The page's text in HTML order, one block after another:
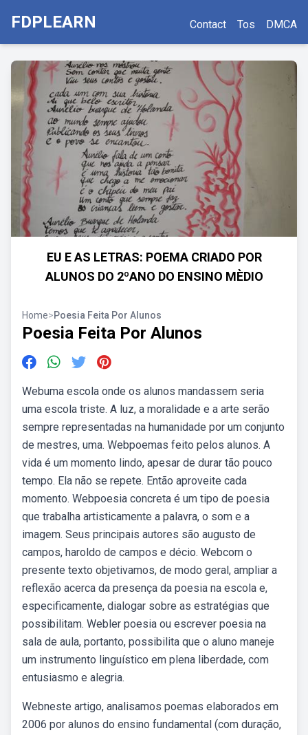
FDPLEARN Contact Tos DMCA
EU E AS LETRAS: POEMA CRIADO POR
ALUNOS DO 2ºANO DO ENSINO MÈDIO
Home>Poesia Feita Por Alunos
Poesia Feita Por Alunos
Webuma escola onde os alunos mandassem seria
uma escola triste. A luz, a moralidade e a arte serão
sempre representadas na humanidade por um conjunto
de mestres, uma. Webpoemas feito pelos alunos. A
vida é um momento lindo, apesar de durar tão pouco
tempo. Ela não se repete. Então aproveite cada
momento. Webpoesia concreta é um tipo de poesia
que trabalha artisticamente a palavra, o som e a
imagem. Seus principais autores são augusto de
campos, haroldo de campos e décio. Webcom o
presente texto objetivamos, de modo geral, ampliar a
reflexão acerca da presença da poesia na escola e,
especificamente, dialogar sobre as estratégias que
possibilitam. Webler poesia ou escrever poesia na
sala de aula, portanto, possibilita que o aluno maneje
um instrumento linguístico em plena liberdade, com
entusiasmo e alegria.
Webneste artigo, analisamos poemas elaborados em
2006 por alunos do ensino fundamental (com duração,